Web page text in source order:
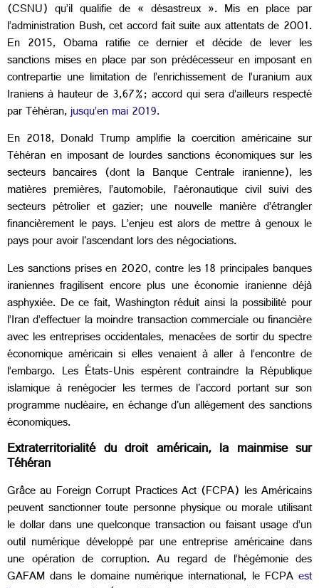
(CSNU) qu’il qualifie de « désastreux ». Mis en place par
l’administration Bush, cet accord fait suite aux attentats de 2001.
En 2015, Obama ratifie ce dernier et décide de lever les
sanctions mises en place par son prédécesseur en imposant en
contrepartie une limitation de l’enrichissement de l’uranium aux
Iraniens à hauteur de 3,67%; accord qui sera d’ailleurs respecté
par Téhéran,jusqu’en mai 2019.
En 2018, Donald Trump amplifie la coercition américaine sur
Téhéran en imposant de lourdes sanctions économiques sur les
secteurs bancaires (dont la Banque Centrale iranienne), les
matières premières, l’automobile, l’aéronautique civil suivi des
secteurs pétrolier et gazier; une nouvelle manière d’étrangler
financièrement le pays. L’enjeu est alors de mettre à genoux le
pays pour avoir l'ascendant lors des négociations.
Les sanctions prises en 2020, contre les 18 principales banques
iraniennes fragilisent encore plus une économie iranienne déjà
asphyxiée. De ce fait, Washington réduit ainsi la possibilité pour
l’Iran d’effectuer la moindre transaction commerciale ou financière
avec les entreprises occidentales, menacées de sortir du spectre
économique américain si elles venaient à aller à l’encontre de
l’embargo. Les États-Unis espèrent contraindre la République
islamique à renégocier les termes de l'accord portant sur son
programme nucléaire, en échange d'un allégement des sanctions
économiques.
Extraterritorialité du droit américain, la mainmise sur
Téhéran
Grâce au Foreign Corrupt Practices Act (FCPA) les Américains
peuvent sanctionner toute personne physique ou morale utilisant
le dollar dans une quelconque transaction ou faisant usage d’un
outil numérique développé par une entreprise américaine dans
une opération de corruption. Au regard de l’hégémonie des
GAFAM dans le domaine numérique international, le FCPAest